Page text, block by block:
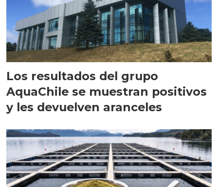
Los resultados del grupo
AquaChile se muestran positivos
y les devuelven aranceles